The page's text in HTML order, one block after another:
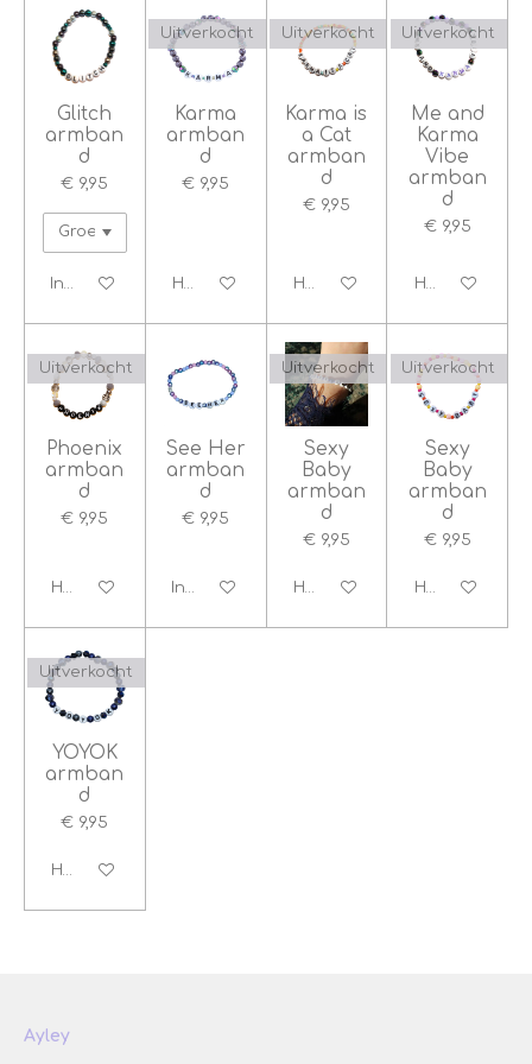
Glitch
armban
d
€ 9,95
In winkelwagen
Uitverkocht
Karma
armban
d
€ 9,95
Houd mij op de hoogte
Uitverkocht
Karma is
a Cat
armban
d
€ 9,95
Houd mij op de hoogte
Uitverkocht
Me and
Karma
Vibe
armban
d
€ 9,95
Houd mij op
Uitverkocht
Phoenix
armban
d
€ 9,95
Houd mij op de hoogte
See Her
armban
d
€ 9,95
In winkelwagen
Uitverkocht
Sexy
Baby
armban
d
€ 9,95
Houd mij op de hoogte
Uitverkocht
Sexy
Baby
armban
d
€ 9,95
Houd mij op
Uitverkocht
YOYOK
armban
d
€ 9,95
Houd mij op de hoogte
Ayley